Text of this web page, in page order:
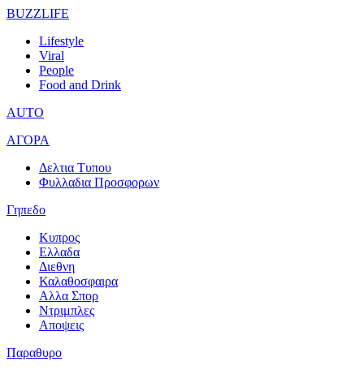
BUZZLIFE
Lifestyle
Viral
People
Food and Drink
AUTO
ΑΓΟΡΑ
Δελτια Τυπου
Φυλλαδια Προσφορων
Γηπεδο
Κυπρος
Ελλαδα
Διεθνη
Καλαθοσφαιρα
Αλλα Σπορ
Ντριμπλες
Αποψεις
Παραθυρο